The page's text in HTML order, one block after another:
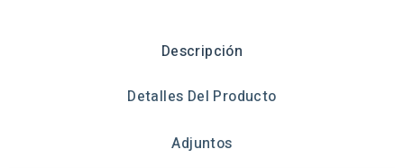
Descripción
Detalles Del Producto
Adjuntos